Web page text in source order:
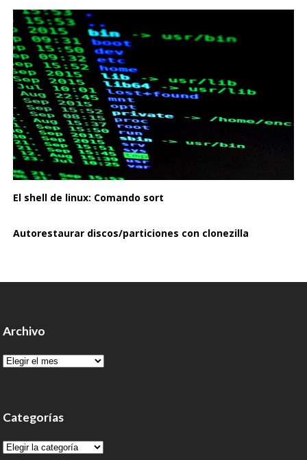
El shell de linux: Comando sort
Autorestaurar discos/particiones con clonezilla
Archivo
Archivo
Categorías
Categorías